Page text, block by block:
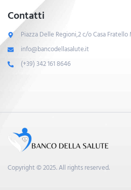
Contatti
Piazza Delle Regioni,2 c/o Casa
info@bancodellasalute.it
(+39) 342 161 8646
Copyright © 2025. All rights reserved.